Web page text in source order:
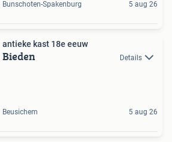
Bunschoten-Spakenburg 5 aug 26
antieke kast 18e eeuw
Bieden Details
Beusichem 5 aug 26